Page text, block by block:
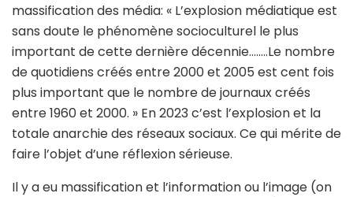
massification des média: « L’explosion médiatique est
sans doute le phénomène socioculturel le plus
important de cette dernière décennie……..Le nombre
de quotidiens créés entre 2000 et 2005 est cent fois
plus important que le nombre de journaux créés
entre 1960 et 2000. » En 2023 c’est l’explosion et la
totale anarchie des réseaux sociaux. Ce qui mérite de
faire l’objet d’une réflexion sérieuse.
Il y a eu massification et l’information ou l’image (on